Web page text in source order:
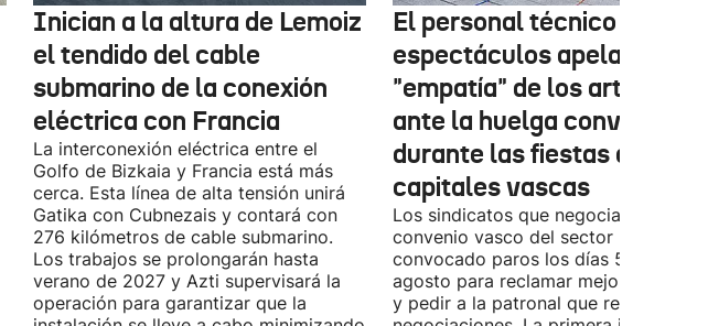
Inician a la altura de Lemoiz
el tendido del cable
submarino de la conexión
eléctrica con Francia
La interconexión eléctrica entre el
Golfo de Bizkaia y Francia está más
cerca. Esta línea de alta tensión unirá
Gatika con Cubnezais y contará con
276 kilómetros de cable submarino.
Los trabajos se prolongarán hasta
verano de 2027 y Azti supervisará la
operación para garantizar que la
El personal técnico de
espectáculos apela a la
"empatía" de los artistas
ante la huelga convocada
durante las fiestas de las
capitales vascas
Los sindicatos que negocian el
convenio vasco del sector han
convocado paros los días 5, 14 y 26
agosto para reclamar mejoras
y pedir a la patronal que retome las